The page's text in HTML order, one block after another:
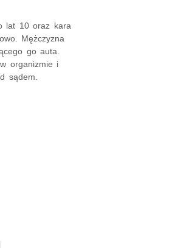
lat 10 oraz kara
Mężczyzna
go auta.
organizmie i
sądem.